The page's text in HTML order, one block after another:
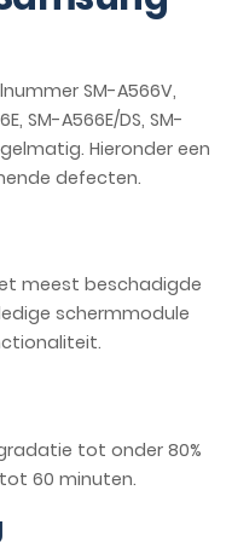
SM-A566V,
SM-A566E/DS, SM-
Hieronder een
defecten.
meest beschadigde
schermmodule
tot onder 80%
60 minuten.